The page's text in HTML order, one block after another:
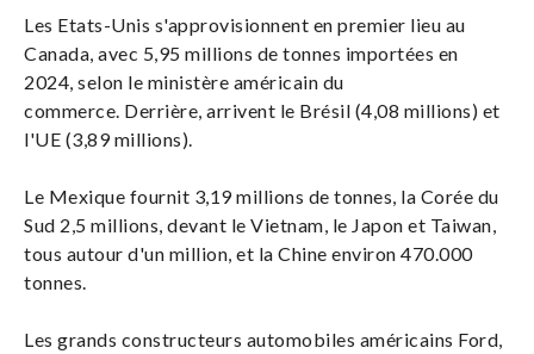
Les Etats-Unis s'approvisionnent en premier lieu au
Canada, avec 5,95 millions de tonnes importées en
2024, selon le ministère américain du
commerce. Derrière, arrivent le Brésil (4,08 millions) et
l'UE (3,89 millions).
Le Mexique fournit 3,19 millions de tonnes, la Corée du
Sud 2,5 millions, devant le Vietnam, le Japon et Taiwan,
tous autour d'un million, et la Chine environ 470.000
tonnes.
Les grands constructeurs automobiles américains Ford,